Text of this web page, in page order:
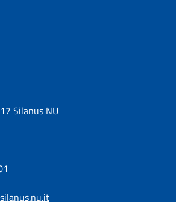
Silanus NU